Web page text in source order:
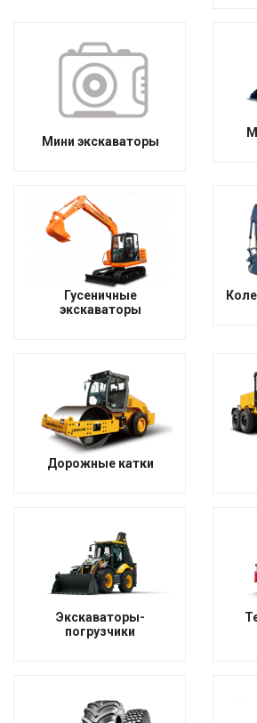
Мини экскаваторы
Гусеничные
экскаваторы
Дорожные катки
Экскаваторы-
погрузчики